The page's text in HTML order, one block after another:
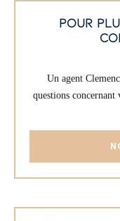
pour
Un agent
questions